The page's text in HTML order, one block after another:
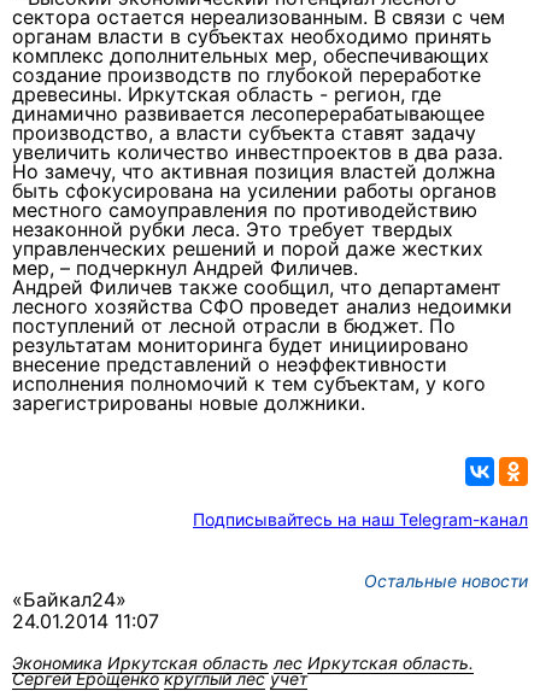
сектора остается нереализованным. В связи с чем
органам власти в субъектах необходимо принять
комплекс дополнительных мер, обеспечивающих
создание производств по глубокой переработке
древесины. Иркутская область - регион, где
динамично развивается лесоперерабатывающее
производство, а власти субъекта ставят задачу
увеличить количество инвестпроектов в два раза.
Но замечу, что активная позиция властей должна
быть сфокусирована на усилении работы органов
местного самоуправления по противодействию
незаконной рубки леса. Это требует твердых
управленческих решений и порой даже жестких
мер, – подчеркнул Андрей Филичев.
Андрей Филичев также сообщил, что департамент
лесного хозяйства СФО проведет анализ недоимки
поступлений от лесной отрасли в бюджет. По
результатам мониторинга будет инициировано
внесение представлений о неэффективности
исполнения полномочий к тем субъектам, у кого
зарегистрированы новые должники.
Подписывайтесь на наш Telegram-канал
Остальные новости
«Байкал24»
24.01.2014 11:07
Экономика Иркутская область лес Иркутская область.
Сергей Ерощенко круглый лес учет